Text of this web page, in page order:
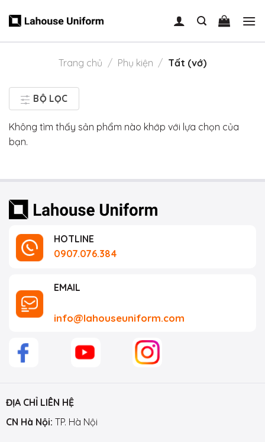
Trang chủ / Phụ kiện / Tất (vớ)
BỘ LỌC
Không tìm thấy sản phẩm nào khớp với lựa chọn của
bạn.
HOTLINE
0907.076.384
EMAIL
info@lahouseuniform.com
ĐỊA CHỈ LIÊN HỆ
CN Hà Nội: TP. Hà Nội